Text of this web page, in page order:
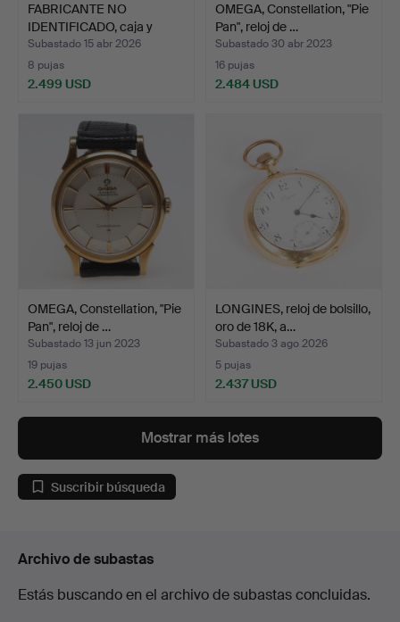
FABRICANTE NO
IDENTIFICADO, caja y
movimie…
Subastado 15 abr 2026
8 pujas
2.499 USD
OMEGA, Constellation, "Pie
Pan", reloj de …
Subastado 30 abr 2023
16 pujas
2.484 USD
OMEGA, Constellation, "Pie
Pan", reloj de …
Subastado 13 jun 2023
19 pujas
2.450 USD
LONGINES, reloj de bolsillo,
oro de 18K, a…
Subastado 3 ago 2026
5 pujas
2.437 USD
Mostrar más lotes
Suscribir búsqueda
Archivo de subastas
Estás buscando en el archivo de subastas concluidas.